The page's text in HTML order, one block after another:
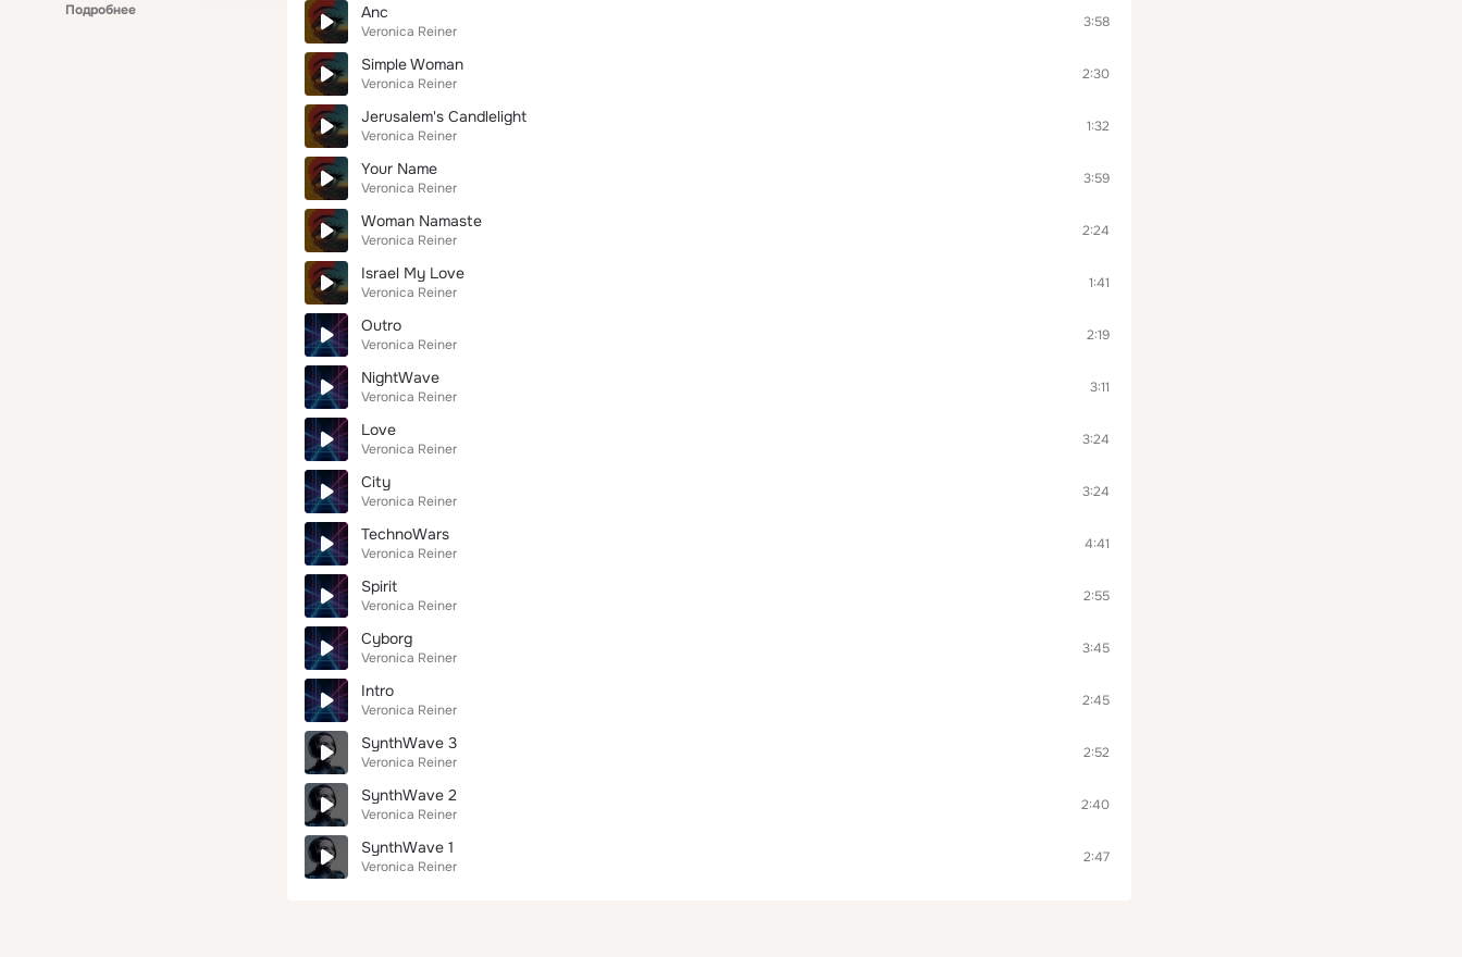
Подробнее
Anc
Veronica Reiner
3:58
Simple Woman
Veronica Reiner
2:30
Jerusalem's Candlelight
Veronica Reiner
1:32
Your Name
Veronica Reiner
3:59
Woman Namaste
Veronica Reiner
2:24
Israel My Love
Veronica Reiner
1:41
Outro
Veronica Reiner
2:19
NightWave
Veronica Reiner
3:11
Love
Veronica Reiner
3:24
City
Veronica Reiner
3:24
TechnoWars
Veronica Reiner
4:41
Spirit
Veronica Reiner
2:55
Cyborg
Veronica Reiner
3:45
Intro
Veronica Reiner
2:45
SynthWave 3
Veronica Reiner
2:52
SynthWave 2
Veronica Reiner
2:40
SynthWave 1
Veronica Reiner
2:47